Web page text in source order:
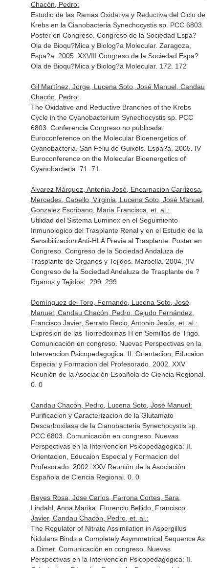
Chacón, Pedro:
Estudio de las Ramas Oxidativa y Reductiva del Ciclo de
Krebs en la Cianobacteria Synechocystis sp. PCC 6803.
Poster en Congreso. Congreso de la Sociedad Espa?
Ola de Bioqu?Mica y Biolog?a Molecular. Zaragoza,
Espa?a. 2005. XXVIII Congreso de la Sociedad Espa?
Ola de Bioqu?Mica y Biolog?a Molecular. 172. 172
Gil Martínez, Jorge, Lucena Soto, José Manuel, Candau
Chacón, Pedro:
The Oxidative and Reductive Branches of the Krebs
Cycle in the Cyanobacterium Synechocystis sp. PCC
6803. Conferencia Congreso no publicada.
Euroconference on the Molecular Bioenergetics of
Cyanobacteria. San Feliu de Guixols. Espa?a. 2005. IV
Euroconference on the Molecular Bioenergetics of
Cyanobacteria. 71. 71
Alvarez Márquez, Antonia José, Encarnacion Carrizosa,
Mercedes, Cabello, Virginia, Lucena Soto, José Manuel,
Gonzalez Escribano, Maria Francisca, et. al.:
Utilidad del Sistema Luminex en el Seguimiento
Inmunologico del Trasplante Renal y en el Estudio de la
Sensibilizacion Anti-HLA Previa al Trasplante. Poster en
Congreso. Congreso de la Sociedad Andaluza de
Trasplante de Organos y Tejidos. Marbella. 2004. (IV
Congreso de la Sociedad Andaluza de Trasplante de ?
Rganos y Tejidos,. 299. 299
Domínguez del Toro, Fernando, Lucena Soto, José
Manuel, Candau Chacón, Pedro, Cejudo Fernández,
Francisco Javier, Serrato Recio, Antonio Jesús, et. al.:
Expresion de las Tiorredoxinas H en Semillas de Trigo.
Comunicación en congreso. Nuevas Perspectivas en la
Intervencion Psicopedagogica: II. Orientacion, Educaion
Especial y Formacion del Profesorado. 2002. XXV
Reunión de la Asociación Española de Ciencia Regional.
0. 0
Candau Chacón, Pedro, Lucena Soto, José Manuel:
Purificacion y Caracterizacion de la Glutamato
Descarboxilasa de la Cianobacteria Synechocystis sp.
PCC 6803. Comunicación en congreso. Nuevas
Perspectivas en la Intervencion Psicopedagogica: II.
Orientacion, Educaion Especial y Formacion del
Profesorado. 2002. XXV Reunión de la Asociación
Española de Ciencia Regional. 0. 0
Reyes Rosa, Jose Carlos, Farrona Cortes, Sara,
Lindahl, Anna Marika, Florencio Bellido, Francisco
Javier, Candau Chacón, Pedro, et. al.:
The Regulator of Nitrate Assimilation in Aspergillus
Nidulans Binds a Completely Asymmetrical Sequence As
a Dimer. Comunicación en congreso. Nuevas
Perspectivas en la Intervencion Psicopedagogica: II.